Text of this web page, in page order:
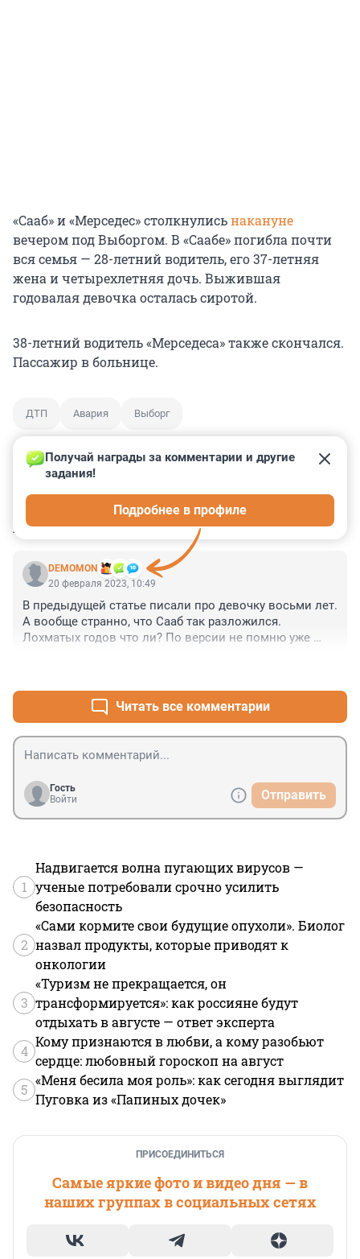
«Сааб» и «Мерседес» столкнулисьнакануне
вечером под Выборгом. В «Саабе» погибла почти
вся семья — 28-летний водитель, его 37-летняя
жена и четырехлетняя дочь. Выжившая
годовалая девочка осталась сиротой.
38-летний водитель «Мерседеса» также скончался.
Пассажир в больнице.
ДТП Авария Выборг
КОММЕНТАРИИ 2
DEMOMON
Получай награды за комментарии и другие
задания!
Подробнее в профиле
20 февраля 2023, 10:49
В предыдущей статье писали про девочку восьми лет.
А вообще странно, что Сааб так разложился.
Лохматых годов что ли? По версии не помню уже
Читать все комментарии
Гость
Войти
Отправить
1
Надвигается волна пугающих вирусов —
ученые потребовали срочно усилить
безопасность
2
«Сами кормите свои будущие опухоли». Биолог
назвал продукты, которые приводят к
онкологии
3
«Туризм не прекращается, он
трансформируется»: как россияне будут
отдыхать в августе — ответ эксперта
4
Кому признаются в любви, а кому разобьют
сердце: любовный гороскоп на август
5
«Меня бесила моя роль»: как сегодня выглядит
Пуговка из «Папиных дочек»
ПРИСОЕДИНИТЬСЯ
Самые яркие фото и видео дня — в
наших группах в социальных сетях